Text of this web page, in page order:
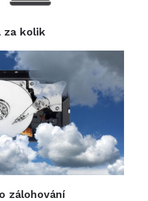
za kolik
zálohování